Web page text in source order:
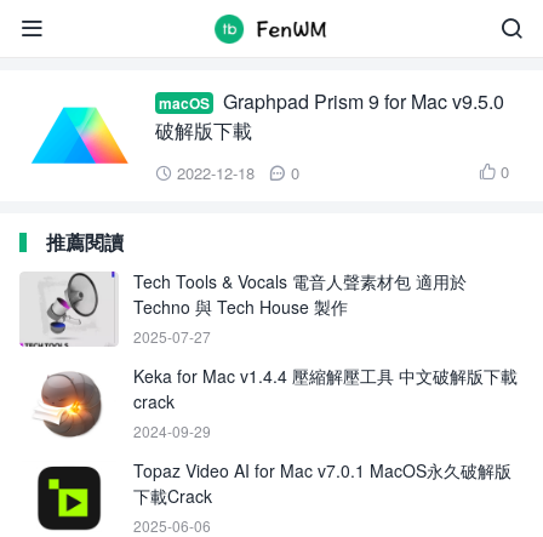

 Graphpad Prism 9 for Mac
macOS
Graphpad Prism 9 for Mac v9.5.0
破解版下載
 2022-12-18  0  0
推薦閱讀
Tech Tools & Vocals 電音人聲素材包 適用於
Techno 與 Tech House 製作
2025-07-27
Keka for Mac v1.4.4 壓縮解壓工具 中文破解版下載
crack
2024-09-29
Topaz Video AI for Mac v7.0.1 MacOS永久破解版
下載Crack
2025-06-06